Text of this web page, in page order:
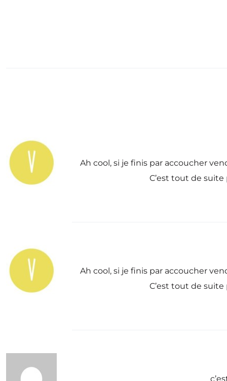
Ah cool, si je finis par accoucher
C’est tout de
Ah cool, si je finis par accoucher
C’est tout de